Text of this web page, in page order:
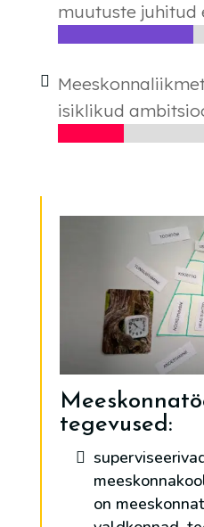
muutuste juhitud
isiklikud
tegevused:
on